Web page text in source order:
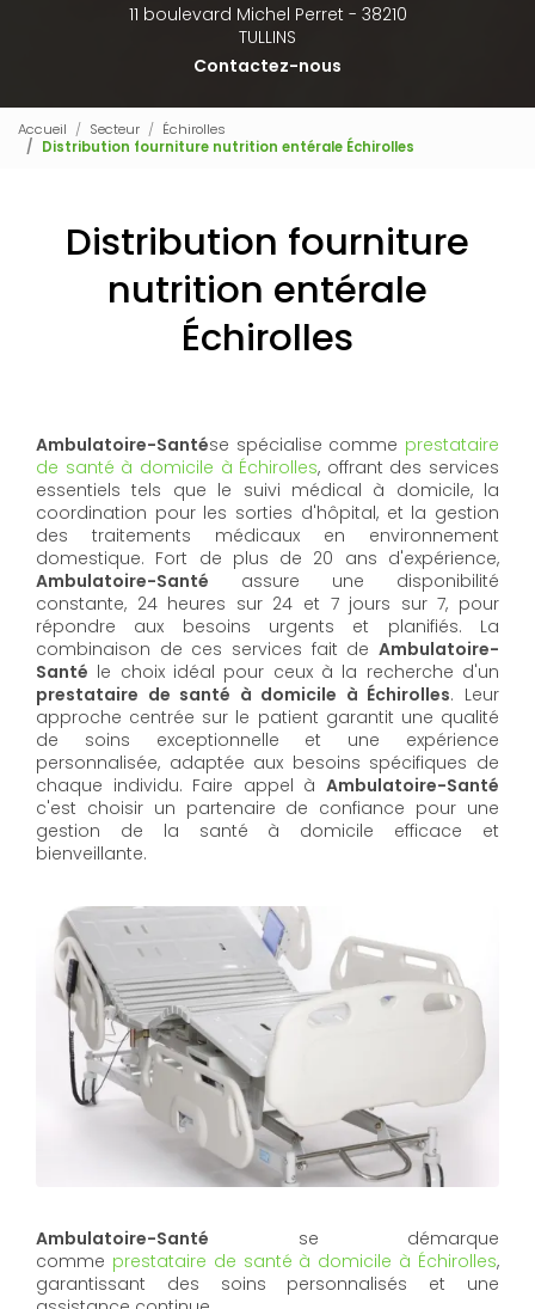
11 boulevard Michel Perret - 38210
TULLINS
Contactez-nous
Accueil Secteur
Échirolles
Distribution fourniture nutrition entérale Échirolles
Distribution fourniture
nutrition entérale
Échirolles
Ambulatoire-Santése spécialise comme prestataire
de santé à domicile à Échirolles, offrant des services
essentiels tels que le suivi médical à domicile, la
coordination pour les sorties d'hôpital, et la gestion
des traitements médicaux en environnement
domestique. Fort de plus de 20 ans d'expérience,
Ambulatoire-Santé assure une disponibilité
constante, 24 heures sur 24 et 7 jours sur 7, pour
répondre aux besoins urgents et planifiés. La
combinaison de ces services fait de Ambulatoire-
Santé le choix idéal pour ceux à la recherche d'un
prestataire de santé à domicile à Échirolles. Leur
approche centrée sur le patient garantit une qualité
de soins exceptionnelle et une expérience
personnalisée, adaptée aux besoins spécifiques de
chaque individu. Faire appel à Ambulatoire-Santé
c'est choisir un partenaire de confiance pour une
gestion de la santé à domicile efficace et
bienveillante.
Ambulatoire-Santé se démarque
comme prestataire de santé à domicile à Échirolles,
garantissant des soins personnalisés et une